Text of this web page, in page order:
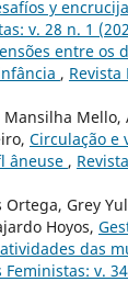
y
v. 28 n. 1
entre os
, Revista
Mello,
Circulação e
âneuse ,
Grey
Hoyos,
das
Feministas: v.